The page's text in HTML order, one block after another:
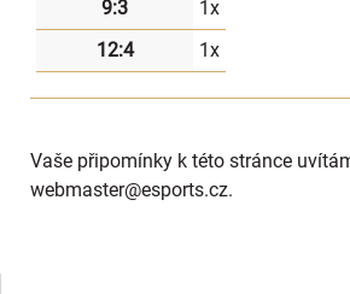
9:3
1x
12:4
1x
Vaše připomínky k této stránce
webmaster@esports.cz.